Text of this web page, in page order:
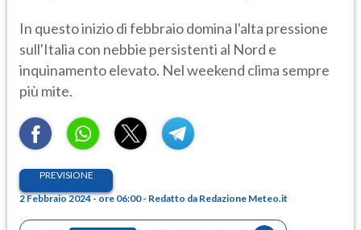
In questo inizio di febbraio domina l'alta pressione
sull'Italia con nebbie persistenti al Nord e
inquinamento elevato. Nel weekend clima sempre
più mite.
PREVISIONE
2 Febbraio 2024 - ore 06:00 - Redatto da Redazione Meteo.it